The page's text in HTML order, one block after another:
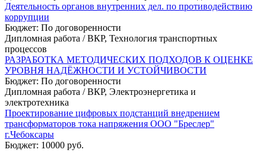
Деятельность органов внутренних дел. по противодействию
коррупции
Бюджет: По договоренности
Дипломная работа / ВКР, Технология транспортных
процессов
РАЗРАБОТКА МЕТОДИЧЕСКИХ ПОДХОДОВ К ОЦЕНКЕ
УРОВНЯ НАДЁЖНОСТИ И УСТОЙЧИВОСТИ
Бюджет: По договоренности
Дипломная работа / ВКР, Электроэнергетика и
электротехника
Проектирование цифровых подстанций внедрением
трансформаторов тока напряжения ООО "Бреслер"
г.Чебоксары
Бюджет: 10000 руб.